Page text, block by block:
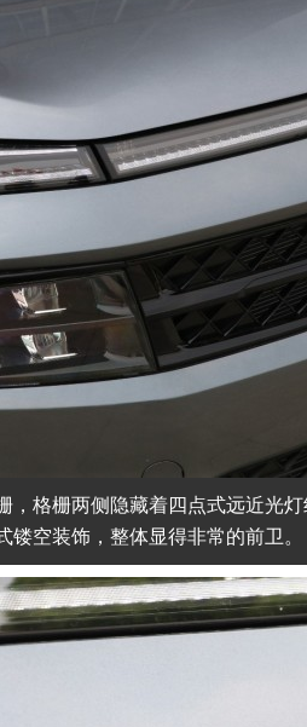
，格栅两侧隐藏着四点式远近光
空装饰，整体显得非常的前卫。